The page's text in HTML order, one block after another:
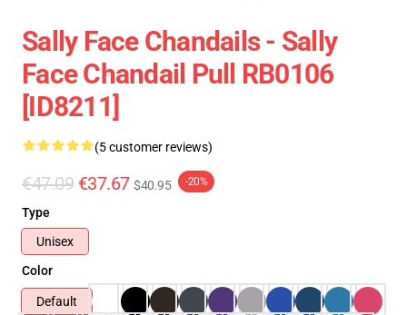
Sally Face Chandails - Sally
Face Chandail Pull RB0106
[ID8211]
(5 customer reviews)
€47.09 €37.67 $40.95 -20%
Type
Unisex
Color
Default